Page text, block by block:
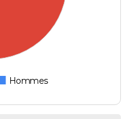
Hommes